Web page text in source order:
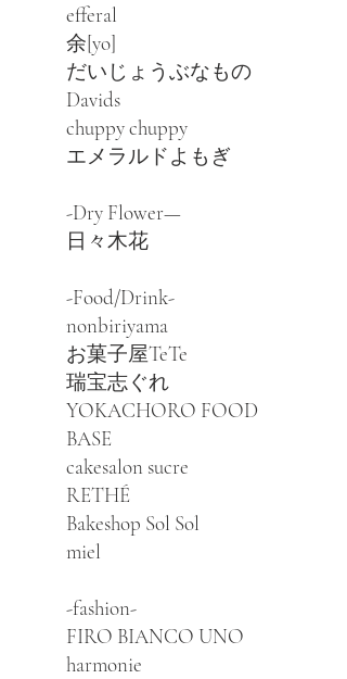
efferal
余[yo]
だいじょうぶなもの
Davids
chuppy chuppy
エメラルドよもぎ
-​Dry Flower—
日々木花
-Food/Drink-
nonbiriyama
お菓子屋TeTe
瑞宝志ぐれ
YOKACHORO FOOD
BASE
cakesalon sucre
RETHÉ
Bakeshop Sol Sol
miel
-fashion-
FIRO BIANCO UNO
harmonie